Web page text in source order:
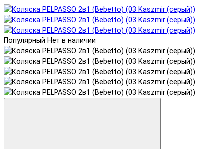
Популярный Нет в наличии